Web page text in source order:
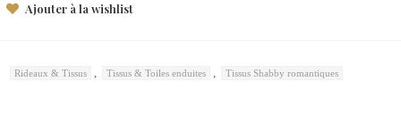
Ajouter à la wishlist
Rideaux & Tissus , Tissus & Toiles enduites , Tissus Shabby romantiques